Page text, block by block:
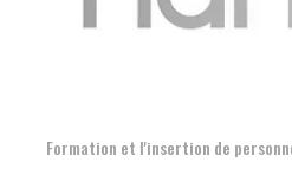
Formation et l'insertion de